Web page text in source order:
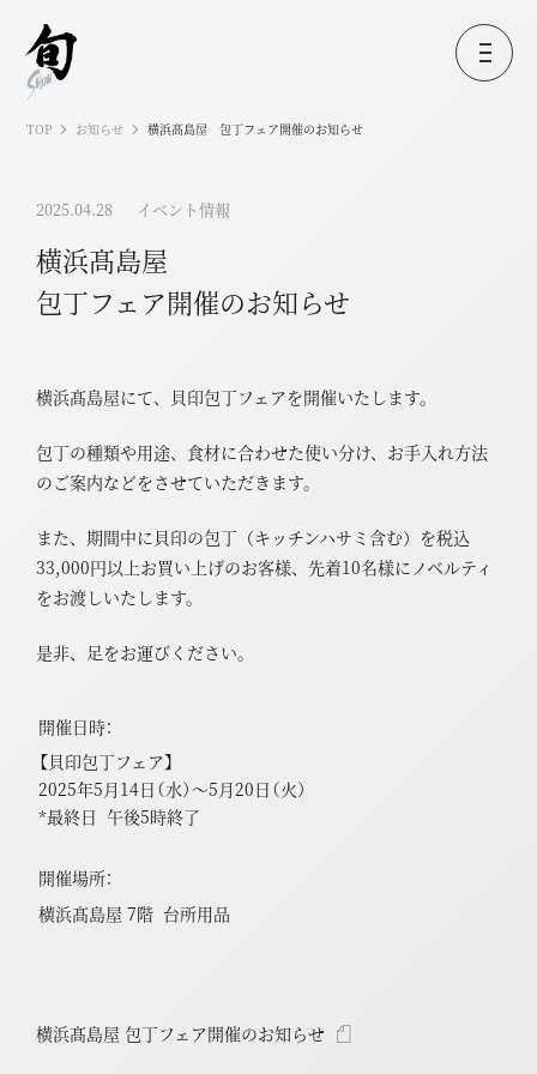
TOP お知らせ 横浜髙島屋 包丁フェア開催のお知らせ
2025.04.28 イベント情報
横浜髙島屋
包丁フェア開催のお知らせ
横浜髙島屋にて、貝印包丁フェアを開催いたします。
包丁の種類や用途、食材に合わせた使い分け、お手入れ方法
のご案内などをさせていただきます。
また、期間中に貝印の包丁（キッチンハサミ含む）を税込
33,000円以上お買い上げのお客様、 先着10名様にノベルティ
をお渡しいたします。
是非、足をお運びください。
開催日時：
【貝印包丁フェア】
2025年5月14日（水）～5月20日（火）
*最終日 午後5時終了
開催場所：
横浜髙島屋 7階 台所用品
横浜髙島屋 包丁フェア開催のお知らせ